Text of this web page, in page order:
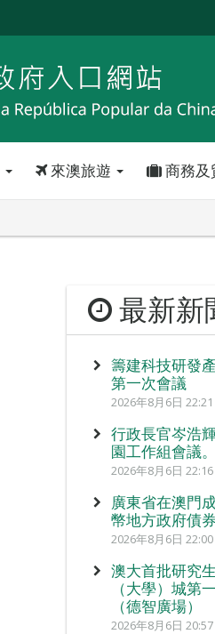
來澳旅遊 商務及
最新新
籌建科技研發
第一次會議
2026年8月6日 22:21
行政長官岑浩
園工作組會議。
2026年8月6日 22:16
廣東省在澳門
幣地方政府債券
2026年8月6日 22:00
澳大首批研究
（大學）城
（德智廣場）
2026年8月6日 20:57